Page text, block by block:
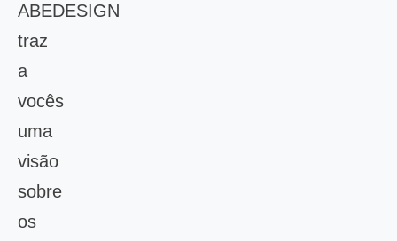
ABEDESIGN
traz
a
vocês
uma
visão
sobre
os